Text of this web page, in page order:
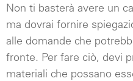
Non ti basterà avere un
ma dovrai fornire
alle domande che
fronte. Per fare ciò, devi
materiali che possano